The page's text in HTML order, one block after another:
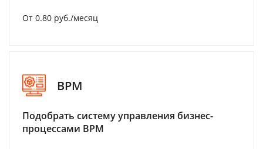
От 0.80 руб./месяц
BPM
Подобрать систему управления бизнес-
процессами BPM